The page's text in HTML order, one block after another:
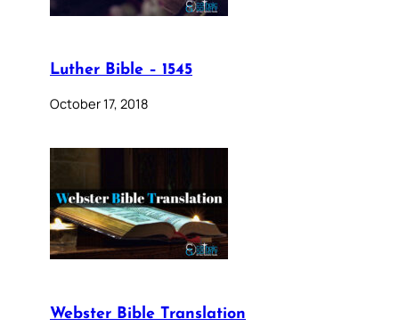
Luther Bible – 1545
October 17, 2018
Webster Bible Translation